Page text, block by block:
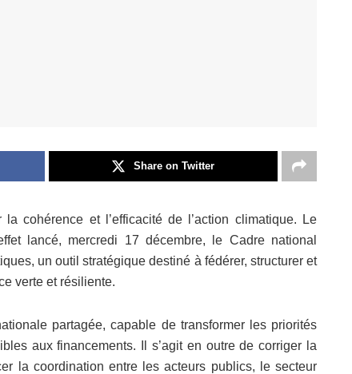
Share on Twitter
cohérence et l’efficacité de l’action climatique. Le
lancé, mercredi 17 décembre, le Cadre national
un outil stratégique destiné à fédérer, structurer et
verte et résiliente.
partagée, capable de transformer les priorités
aux financements. Il s’agit en outre de corriger la
la coordination entre les acteurs publics, le secteur